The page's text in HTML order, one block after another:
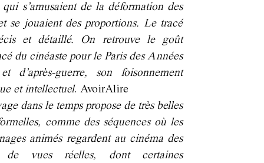
qui s’amusaient de la déformation des
se jouaient des proportions. Le tracé
et détaillé. On retrouve le goût
du cinéaste pour le Paris des Années
d’après-guerre, son foisonnement
et intellectuel. AvoirAlire
dans le temps propose de très belles
comme des séquences où les
animés regardent au cinéma des
de vues réelles, dont certaines